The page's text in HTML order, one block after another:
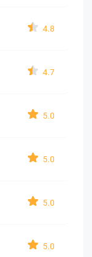
4.8
4.7
5.0
5.0
5.0
5.0